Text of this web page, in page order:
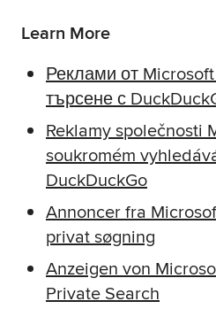
Learn More
Реклами от
търсене с
Reklamy společnosti
soukromém
DuckDuckGo
Annoncer fra
privat søgning
Anzeigen von
Private Search